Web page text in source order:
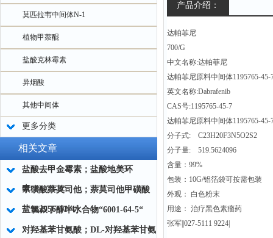
莫匹拉韦中间体N-1
植物甲萘醌
盐酸克林霉素
异烟酸
其他中间体
更多分类
相关文章
盐酸去甲金霉素；盐酸地美环
素“64-73-3“
甲磺酸萘莫司他；萘莫司他甲磺酸
盐“82956-11-4“
三氯叔丁醇半水合物“6001-64-5“
对羟基苯甘氨酸；DL-对羟基苯甘氨
产品介绍：
达帕菲尼
700/G
中文名称:达帕菲尼
达帕菲尼原料中间体1195765-45-
英文名称:Dabrafenib
CAS号:1195765-45-7
达帕菲尼原料中间体1195765-45-
分子式: C23H20F3N5O2S2
分子量: 519.5624096
含量：99%
包装：10G/铝箔袋可按需包装
外观： 白色粉末
用途： 治疗黑色素瘤药
张军||027-5111 9224|